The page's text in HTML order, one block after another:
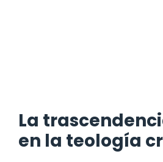
La
en la teología